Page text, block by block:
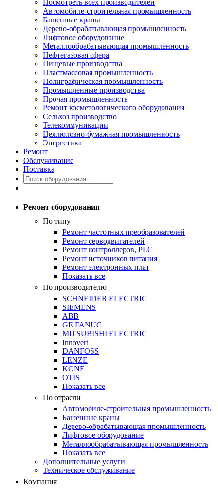
Посмотреть всех производителей
Автомобиле-строительная промышленность
Башенные краны
Дерево-обрабатывающая промышленность
Лифтовое оборудование
Металлообрабатывающая промышленность
Нефтегазовая сфера
Пищевые производства
Пластмассовая промышленность
Полиграфическая промышленность
Промышленные производства
Прочая промышленность
Ремонт косметологического оборудования
Сельхоз производство
Телекоммуникации
Целлюлозно-бумажная промышленность
Энергетика
Ремонт
Обслуживание
Поставка
Ремонт оборудования
По типу
Ремонт частотных преобразователей
Ремонт серводвигателей
Ремонт контроллеров, PLC
Ремонт источников питания
Ремонт электронных плат
Показать все
По производителю
SCHNEIDER ELECTRIC
SIEMENS
ABB
GE FANUC
MITSUBISHI ELECTRIC
Innovert
DANFOSS
LENZE
KONE
OTIS
Показать все
По отрасли
Автомобиле-строительная промышленность
Башенные краны
Дерево-обрабатывающая промышленность
Лифтовое оборудование
Металлообрабатывающая промышленность
Показать все
Дополнительные услуги
Техническое обслуживание
Компания